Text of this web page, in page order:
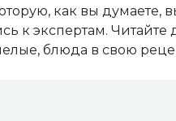
как вы думаете,
к экспертам.
блюда в свою